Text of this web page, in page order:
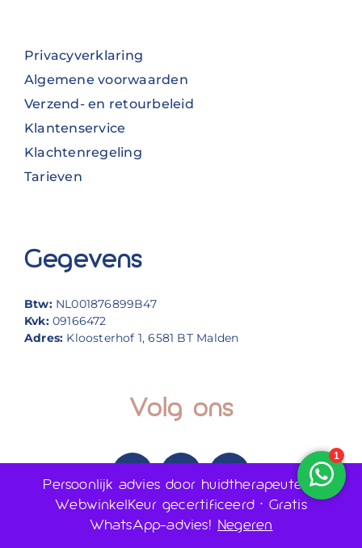
Privacyverklaring
Algemene voorwaarden
Verzend- en retourbeleid
Klantenservice
Klachtenregeling
Tarieven
Gegevens
Btw: NL001876899B47
Kvk:09166472
Adres: Kloosterhof 1, 6581 BT Malden
Volg ons
Persoonlijk advies door huidtherapeuten •
WebwinkelKeur gecertificeerd • Gratis
WhatsApp-advies!Negeren